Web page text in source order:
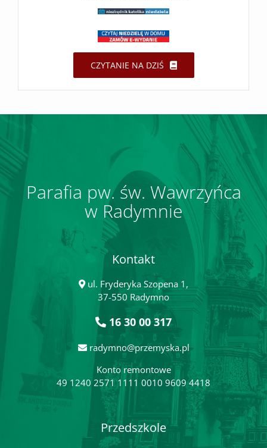
CZYTANIE NA DZIŚ
Parafia pw. św. Wawrzyńca
w Radymnie
Kontakt
ul. Fryderyka Szopena 1,
37-550 Radymno
16 30 00 317
radymno@przemyska.pl
Konto remontowe
49 1240 2571 1111 0010 9609 4418
Przedszkole